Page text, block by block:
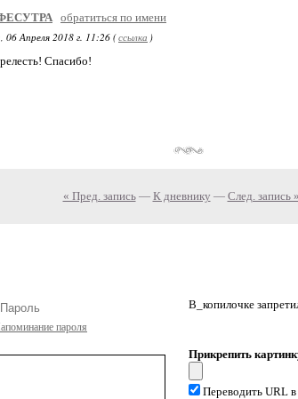
обратиться по имени
06 Апреля 2018 г. 11:26 (ссылка )
Спасибо!
« Пред. запись— К дневнику — След. запись »
пароля
В_копилочке
Прикрепить
Переводить URL